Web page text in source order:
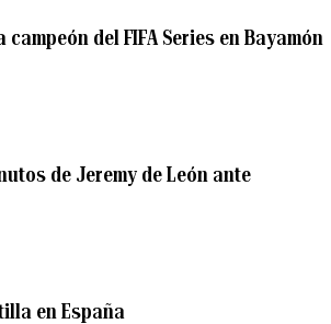
del FIFA Series en Bayamón
de Jeremy de León ante
en España